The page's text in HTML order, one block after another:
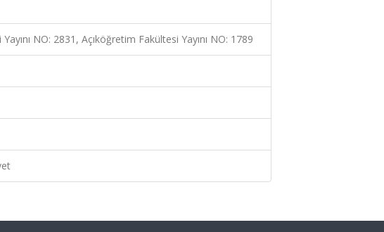
NO: 2831, Açıköğretim Fakültesi Yayını NO: 1789